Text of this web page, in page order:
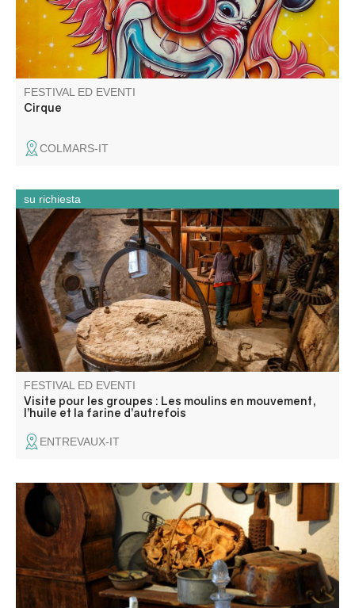
FESTIVAL ED EVENTI
Cirque
COLMARS-IT
Visitate gli antichi mulini per l'olio e la farina alimentati dal
fiume Chalvagne a Entrevaux.
FESTIVAL ED EVENTI
Visite pour les groupes : Les moulins en mouvement,
l’huile et la farine d’autrefois
su richiesta
ENTREVAUX-IT
La Maison Musée è un labirinto di stanze e corridoi. Per
orientarsi, perché non partecipare a un'animazione
storica?